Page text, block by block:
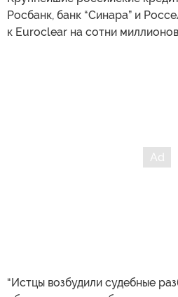
Росбанк, банк “Синара” и
к Euroclear на сотни
“Истцы возбудили судебные